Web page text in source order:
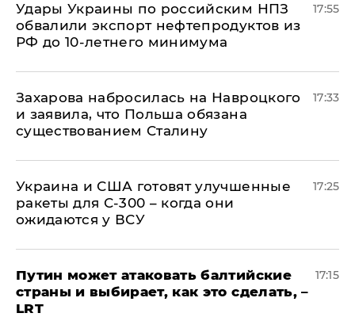
Удары Украины по российским НПЗ
обвалили экспорт нефтепродуктов из
РФ до 10-летнего минимума
17:55
​Захарова набросилась на Навроцкого
и заявила, что Польша обязана
существованием Сталину
17:33
Украина и США готовят улучшенные
ракеты для С-300 – когда они
ожидаются у ВСУ
17:25
Путин может атаковать балтийские
страны и выбирает, как это сделать, –
LRT
17:15